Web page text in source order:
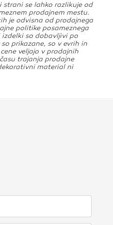
strani se lahko razlikuje od
prodajnem mestu.
je odvisna od prodajnega
politike posameznega
izdelki so dobavljivi po
prikazane, so v evrih in
veljajo v prodajnih
trajanja prodajne
material ni